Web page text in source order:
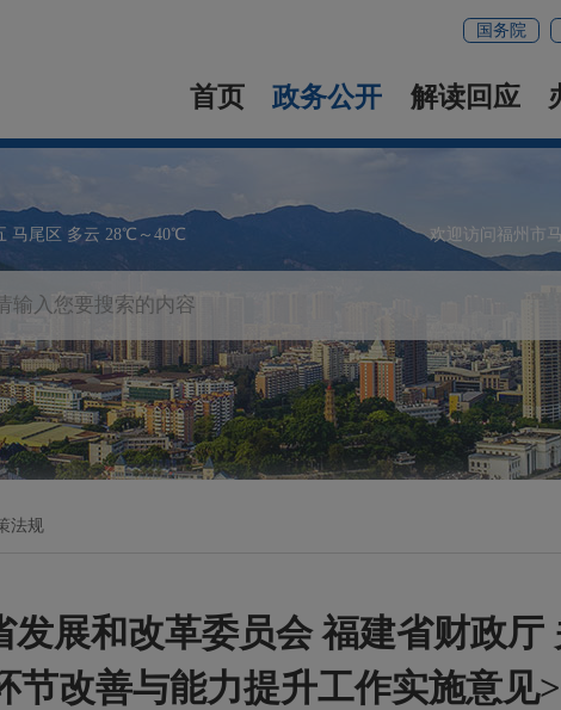
国务院
首页 政务公开 解读回应
马尾区 多云 28℃～40℃ 欢迎访问福州市
法规
发展和改革委员会 福建省财政
节改善与能力提升工作实施意见